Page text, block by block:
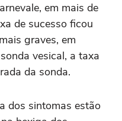
em mais de
de sucesso ficou
graves, em
vesical, a taxa
da sonda.
dos sintomas estão